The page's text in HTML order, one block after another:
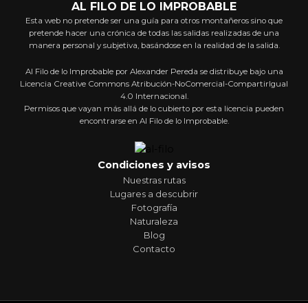
AL FILO DE LO IMPROBABLE
Esta web no pretende ser una guía para otros montañeros sino que
pretende hacer una crónica de todas las salidas realizadas de una
manera personal y subjetiva, basándose en la realidad de la salida.
Al Filo de lo Improbable por Alexander Pereda se distribuye bajo una
Licencia Creative Commons Atribución-NoComercial-CompartirIgual
4.0 Internacional.
Permisos que vayan más allá de lo cubierto por esta licencia pueden
encontrarse en Al Filo de lo Improbable.
Condiciones y avisos
Nuestras rutas
Lugares a descubrir
Fotografía
Naturaleza
Blog
Contacto